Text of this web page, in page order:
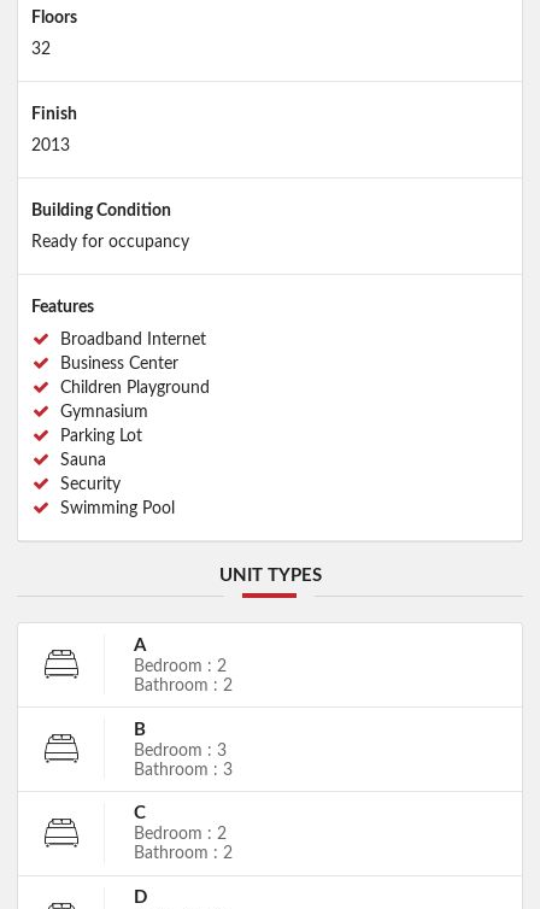
Floors
32
Finish
2013
Building Condition
Ready for occupancy
Features
Broadband Internet
Business Center
Children Playground
Gymnasium
Parking Lot
Sauna
Security
Swimming Pool
UNIT TYPES
A
Bedroom : 2
Bathroom : 2
B
Bedroom : 3
Bathroom : 3
C
Bedroom : 2
Bathroom : 2
D